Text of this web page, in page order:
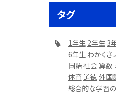
タグ
1年生 2年生 3
6年生 わかくさ
国語社会算数
体育 道徳 外国
総合的な学習